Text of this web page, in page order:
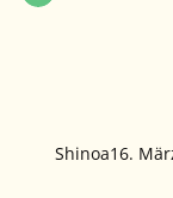
Shinoa16.